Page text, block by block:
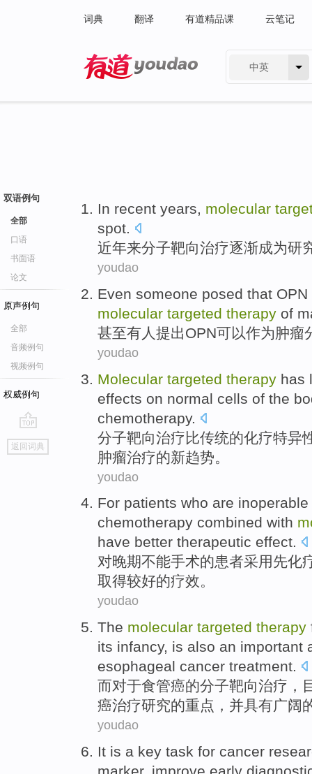
词典 翻译 有道精品课 云笔记
中英
双语例句
全部
口语
书面语
论文
原声例句
全部
音频例句
视频例句
权威例句
go
top
返回词典
In recent years, molecular
spot.
近年来分子靶向治疗逐渐成为研
youdao
Even someone posed that OPN
molecular targeted therapy of
甚至有人 提出OPN可以作为肿瘤
youdao
Molecular targeted therapy has
effects on normal cells of the
chemotherapy.
分子靶向治疗比传统的化疗特异
肿瘤治疗的新趋势。
youdao
For patients who are inoperable
chemotherapy combined with
have better therapeutic effect.
对晚期不能手术的患者采用先化
取得较好的疗效。
youdao
The molecular targeted therapy
its infancy, is also an important
esophageal cancer treatment.
而对于食管癌的分子靶向治疗 ，
癌治疗研究的重点 ，并具有广阔
youdao
It is a key task for cancer